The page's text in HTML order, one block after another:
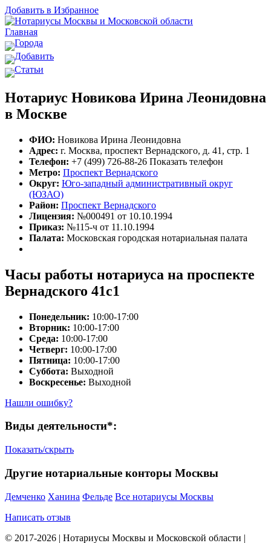
Добавить в Избранное
Главная
Города
Добавить
Статьи
Нотариус Новикова Ирина Леонидовна
в Москве
ФИО: Новикова Ирина Леонидовна
Адрес: г. Москва, проспект Вернадского, д. 41, стр. 1
Телефон: +7 (499) 726-88-26 Показать телефон
Метро: Проспект Вернадского
Округ: Юго-западный административный округ
(ЮЗАО)
Район: Проспект Вернадского
Лицензия: №000491 от 10.10.1994
Приказ: №115-ч от 11.10.1994
Палата: Московская городская нотариальная палата
Часы работы нотариуса на проспекте
Вернадского 41с1
Понедельник: 10:00-17:00
Вторник: 10:00-17:00
Среда: 10:00-17:00
Четверг: 10:00-17:00
Пятница: 10:00-17:00
Суббота: Выходной
Воскресенье: Выходной
Нашли ошибку?
Виды деятельности*:
Показать/скрыть
Другие нотариальные конторы Москвы
Демченко Ханина Фельде Все нотариусы Москвы
Написать отзыв
© 2017-2026 | Нотариусы Москвы и Московской области |